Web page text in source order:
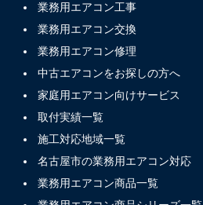
業務用エアコン工事
業務用エアコン交換
業務用エアコン修理
中古エアコンをお探しの方へ
家庭用エアコン向けサービス
取付実績一覧
施工対応地域一覧
名古屋市の業務用エアコン対応
業務用エアコン商品一覧